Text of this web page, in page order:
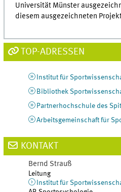
Universität Münster
diesem ausgezeichneten
TOP-ADRESSEN
Institut für
Bibliothek
Partnerhochschule des
Arbeitsgemeinschaft für
KONTAKT
Bernd Strauß
Leitung
Institut für